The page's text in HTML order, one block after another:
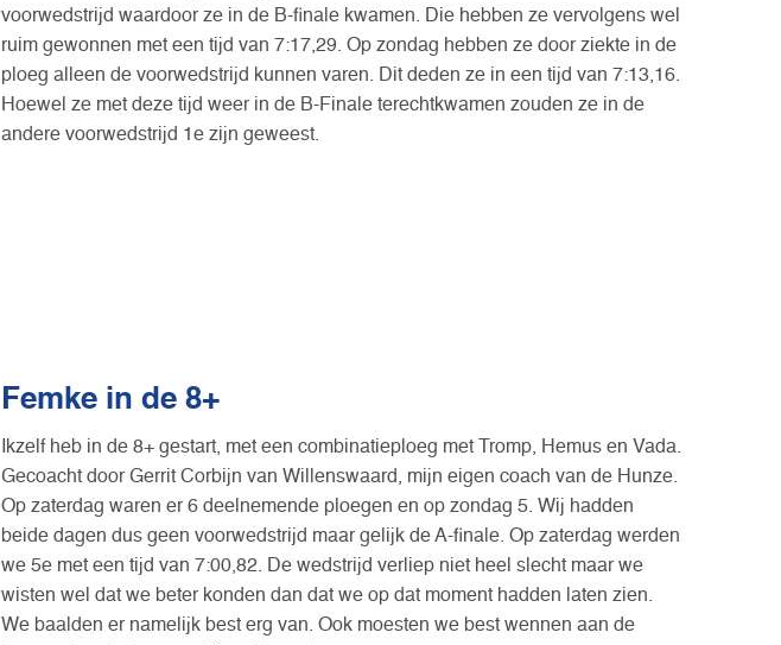
voorwedstrijd waardoor ze in de B-finale kwamen. Die hebben ze vervolgens wel
ruim gewonnen met een tijd van 7:17,29. Op zondag hebben ze door ziekte in de
ploeg alleen de voorwedstrijd kunnen varen. Dit deden ze in een tijd van 7:13,16.
Hoewel ze met deze tijd weer in de B-Finale terechtkwamen zouden ze in de
andere voorwedstrijd 1e zijn geweest.
Femke in de 8+
Ikzelf heb in de 8+ gestart, met een combinatieploeg met Tromp, Hemus en Vada.
Gecoacht door Gerrit Corbijn van Willenswaard, mijn eigen coach van de Hunze.
Op zaterdag waren er 6 deelnemende ploegen en op zondag 5. Wij hadden
beide dagen dus geen voorwedstrijd maar gelijk de A-finale. Op zaterdag werden
we 5e met een tijd van 7:00,82. De wedstrijd verliep niet heel slecht maar we
wisten wel dat we beter konden dan dat we op dat moment hadden laten zien.
We baalden er namelijk best erg van. Ook moesten we best wennen aan de